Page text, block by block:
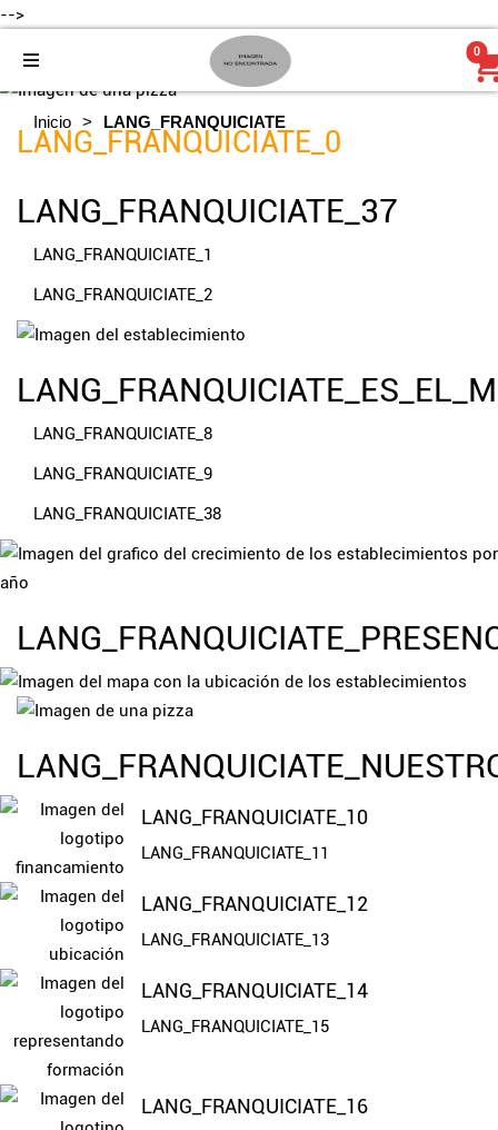
-->
0
Inicio LANG_FRANQUICIATE
LANG_FRANQUICIATE_0
LANG_FRANQUICIATE_37
LANG_FRANQUICIATE_1
LANG_FRANQUICIATE_2
LANG_FRANQUICIATE_8
LANG_FRANQUICIATE_9
LANG_FRANQUICIATE_38
LANG_FRANQUICIATE_10
LANG_FRANQUICIATE_11
LANG_FRANQUICIATE_12
LANG_FRANQUICIATE_13
LANG_FRANQUICIATE_14
LANG_FRANQUICIATE_15
LANG_FRANQUICIATE_16